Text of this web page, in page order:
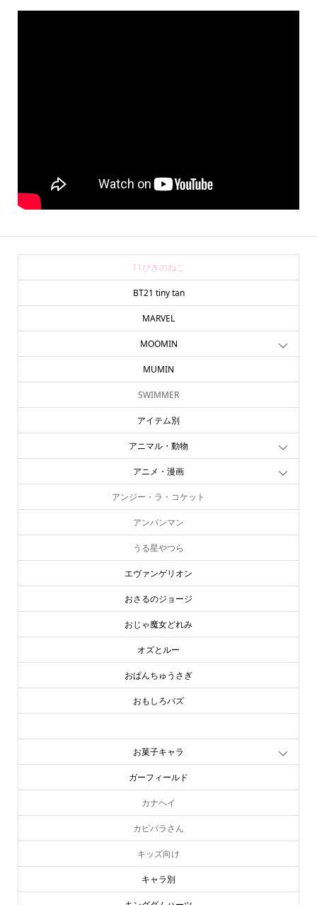
11ぴきのねこ
BT21 tiny tan
MARVEL
MOOMIN
MUMIN
SWIMMER
アイテム別
アニマル・動物
アニメ・漫画
アンジー・ラ・コケット
アンパンマン
うる星やつら
エヴァンゲリオン
おさるのジョージ
おじゃ魔女どれみ
オズとルー
おぱんちゅうさぎ
おもしろバズ
お菓子キャラ
ガーフィールド
カナヘイ
カピバラさん
キッズ向け
キャラ別